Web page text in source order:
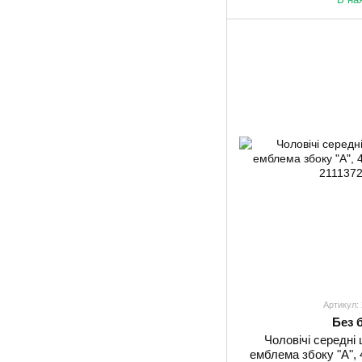
Артикул:
Без
Чоловічі
емблема збоку "А",